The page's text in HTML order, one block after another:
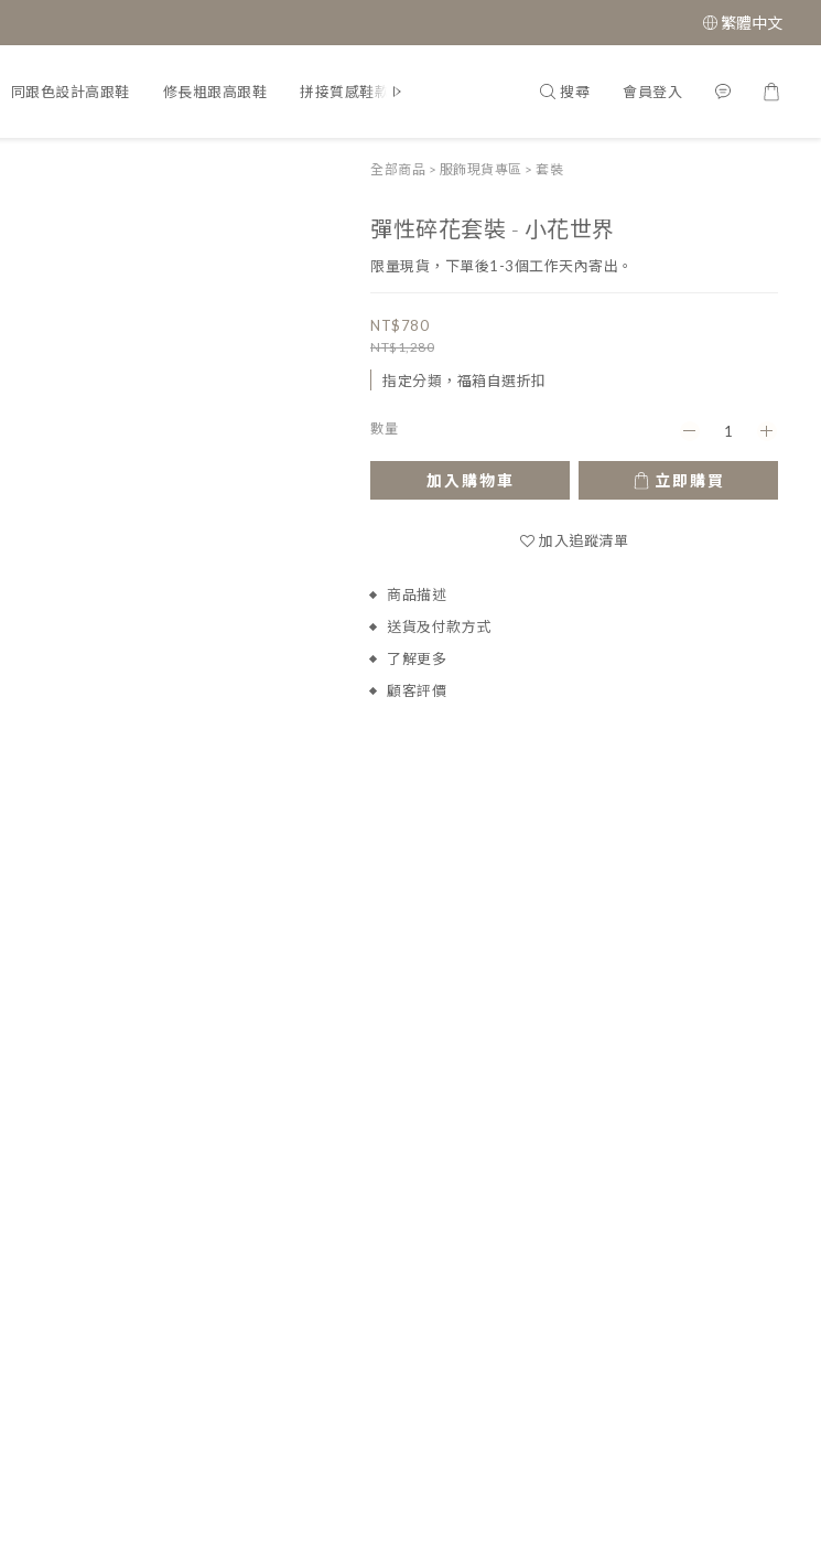
繁體中文
同跟色設計高跟鞋 修長粗跟高跟鞋 拼接質感鞋款 搜尋 會員登入
全部商品 > 服飾現貨專區 > 套裝
彈性碎花套裝 - 小花世界
限量現貨，下單後1-3個工作天內寄出。
NT$780
NT$1,280
指定分類，福箱自選折扣
數量
加入購物車 立即購買
加入追蹤清單
商品描述
送貨及付款方式
了解更多
顧客評價